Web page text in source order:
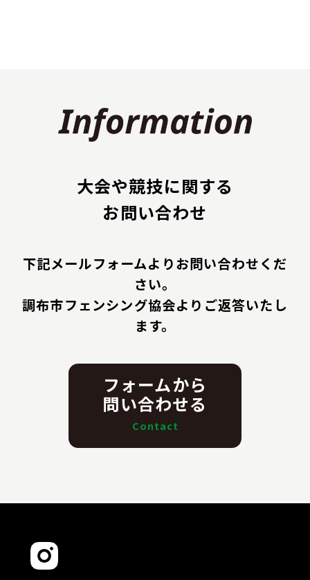
大会や競技に関する
お問い合わせ
下記メールフォームよりお問い合わせくだ
さい。
調布市フェンシング協会よりご返答いたし
ます。
フォームから
問い合わせる
Contact